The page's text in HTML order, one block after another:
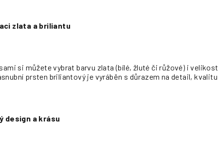
zlata a briliantu
si můžete vybrat barvu zlata (bílé, žluté či růžové) i
prsten briliantový je vyráběn s důrazem na detail,
design a krásu